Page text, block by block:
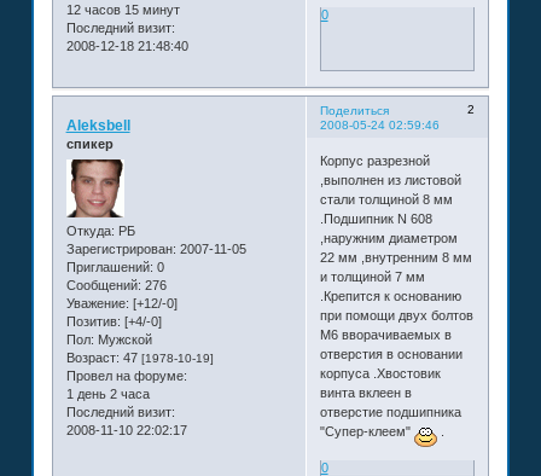
12 часов 15 минут
Последний визит:
2008-12-18 21:48:40
0
Поделиться
2
2008-05-24 02:59:46
Aleksbell
спикер
Откуда: РБ
Зарегистрирован: 2007-11-05
Приглашений: 0
Сообщений: 276
Уважение: [+12/-0]
Позитив: [+4/-0]
Пол: Мужской
Возраст: 47 [1978-10-19]
Провел на форуме:
1 день 2 часа
Последний визит:
2008-11-10 22:02:17
Корпус разрезной
,выполнен из листовой
стали толщиной 8 мм
.Подшипник N 608
,наружним диаметром
22 мм ,внутренним 8 мм
и толщиной 7 мм
.Крепится к основанию
при помощи двух болтов
М6 вворачиваемых в
отверстия в основании
корпуса .Хвостовик
винта вклеен в
отверстие подшипника
"Супер-клеем"
0